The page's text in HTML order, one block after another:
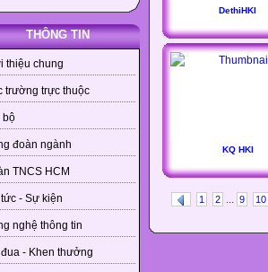
THÔNG TIN
thiệu chung
trường trực thuộc
bộ
đoàn ngành
TNCS HCM
- Sự kiện
nghệ thông tin
- Khen thưởng
DethiHKI
KQ HKI
1 2 ... 9 10